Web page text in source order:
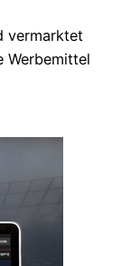
vermarktet
Werbemittel